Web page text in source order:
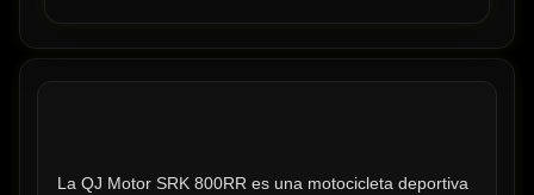
La QJ Motor SRK 800RR es una motocicleta deportiva